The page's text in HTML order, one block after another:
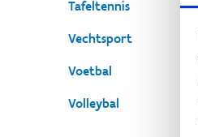
Tafeltennis
Vechtsport
Voetbal
Volleybal